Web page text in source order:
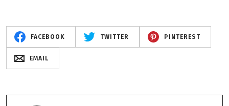
FACEBOOK TWITTER PINTEREST
EMAIL